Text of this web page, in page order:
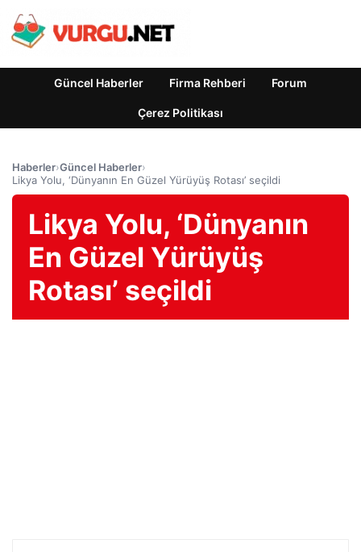
Güncel Haberler Firma Rehberi Forum
Çerez Politikası
Haberler›Güncel Haberler›
Likya Yolu, ‘Dünyanın En Güzel Yürüyüş Rotası’ seçildi
Likya Yolu, ‘Dünyanın
En Güzel Yürüyüş
Rotası’ seçildi